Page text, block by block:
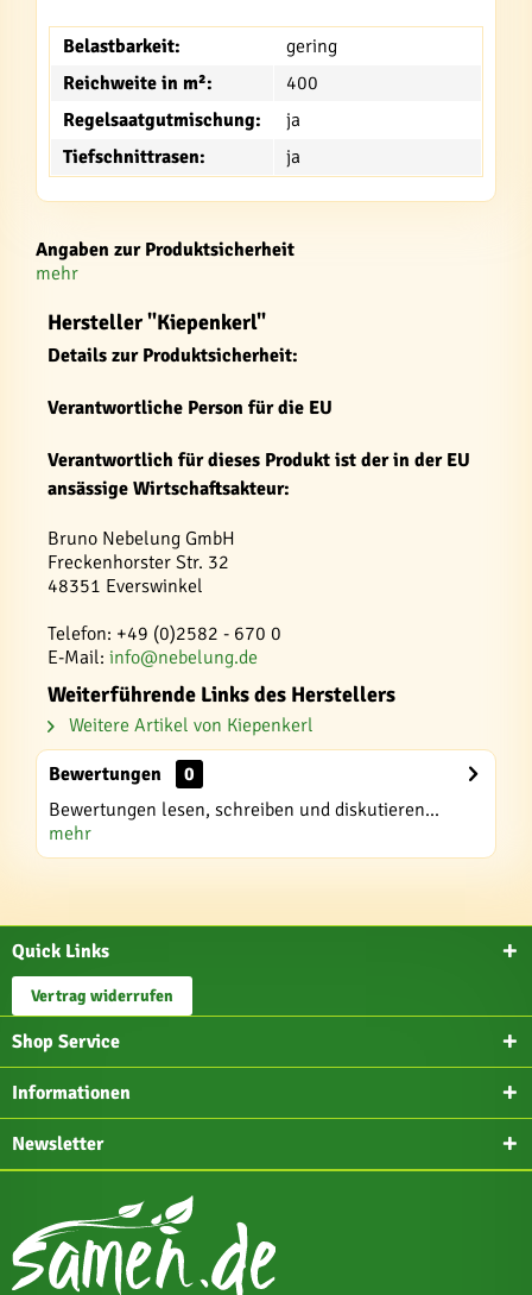
Belastbarkeit:
gering
Reichweite in m²:
400
Regelsaatgutmischung:
ja
Tiefschnittrasen:
ja
Angaben zur Produktsicherheit
mehr
Hersteller "Kiepenkerl"
Details zur Produktsicherheit:
Verantwortliche Person für die EU
Verantwortlich für dieses Produkt ist der in der EU
ansässige Wirtschaftsakteur:
Bruno Nebelung GmbH
Freckenhorster Str. 32
48351 Everswinkel
Telefon: +49 (0)2582 - 670 0
E-Mail: info@nebelung.de
Weiterführende Links des Herstellers
Weitere Artikel von Kiepenkerl
Bewertungen
0
Bewertungen lesen, schreiben und diskutieren...
mehr
Quick Links
Vertrag widerrufen
Shop Service
Informationen
Newsletter